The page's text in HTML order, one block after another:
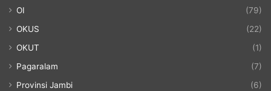
OI
(79)
OKUS
(22)
OKUT
(1)
Pagaralam
(7)
Provinsi Jambi
(6)